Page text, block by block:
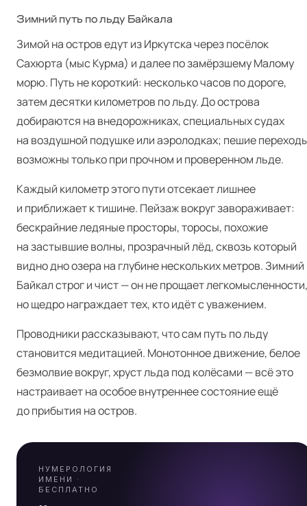
Зимний путь по льду Байкала
Зимой на остров едут из Иркутска через посёлок
Сахюрта (мыс Курма) и далее по замёрзшему Малому
морю. Путь не короткий: несколько часов по дороге,
затем десятки километров по льду. До острова
добираются на внедорожниках, специальных судах
на воздушной подушке или аэролодках; пешие
возможны только при прочном и проверенном льде.
Каждый километр этого пути отсекает лишнее
и приближает к тишине. Пейзаж вокруг завораживает:
бескрайние ледяные просторы, торосы, похожие
на застывшие волны, прозрачный лёд, сквозь который
видно дно озера на глубине нескольких метров. Зимний
Байкал строг и чист — он не прощает легкомысленности,
но щедро награждает тех, кто идёт с уважением.
Проводники рассказывают, что сам путь по льду
становится медитацией. Монотонное движение, белое
безмолвие вокруг, хруст льда под колёсами — всё это
настраивает на особое внутреннее состояние ещё
до прибытия на остров.
НУМЕРОЛОГИЯ
ИМЕНИ ·
БЕСПЛАТНО